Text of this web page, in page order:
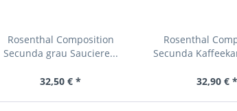
Rosenthal Composition
Secunda grau Sauciere...
32,50 € *
Rosenthal
Secunda
32,90 € *